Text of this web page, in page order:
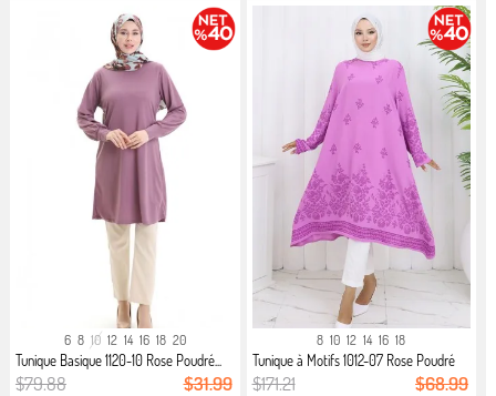
6 8 10 12 14 16 18 20
Tunique Basique 1120-10 Rose Poudré...
$79.88 $31.99
8 10 12 14 16 18
Tunique à Motifs 1012-07 Rose Poudré
$171.21 $68.99